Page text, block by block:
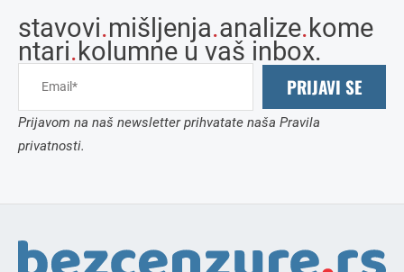
stavovi.mišljenja.analize.kome
ntari.kolumne u vaš inbox.
PRIJAVI SE
Prijavom na naš newsletter prihvatate naša Pravila
privatnosti.